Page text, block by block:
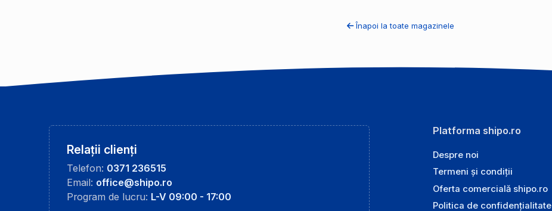
Înapoi la toate magazinele
Relații clienți
Telefon: 0371 236515
Email: office@shipo.ro
Program de lucru: L-V 09:00 - 17:00
Platforma shipo.ro
Despre noi
Termeni și condiții
Oferta comercială shipo.ro
Politica de confidențialitate